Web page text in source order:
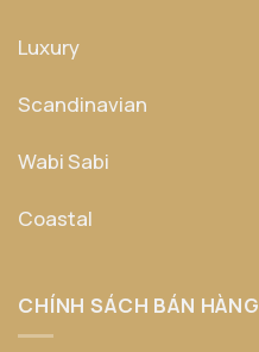
Luxury
Scandinavian
Wabi Sabi
Coastal
CHÍNH SÁCH BÁN HÀNG